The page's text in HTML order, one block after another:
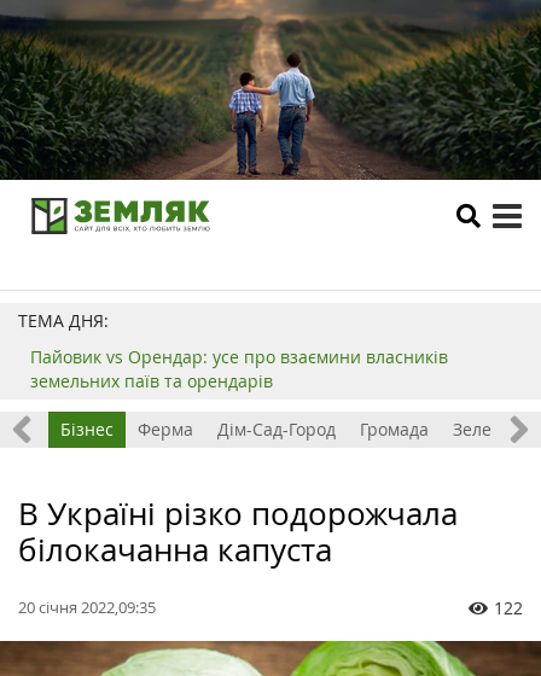
ТЕМА ДНЯ:
Пайовик vs Орендар: усе про взаємини власників
земельних паїв та орендарів
Бізнес Ферма Дім-Сад-Город Громада Зелений
В Україні різко подорожчала
білокачанна капуста
20 січня 2022,09:35 122